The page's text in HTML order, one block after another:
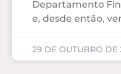
Departamento
e, desde então,
29 DE OUTUBRO DE